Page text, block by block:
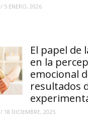
/ 5 ENERO, 2026
El papel de
en la
emocional
resultados
/ 18 DICIEMBRE, 2025